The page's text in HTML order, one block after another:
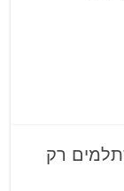
רק